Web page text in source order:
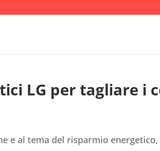
LG per tagliare i
e al tema del risparmio